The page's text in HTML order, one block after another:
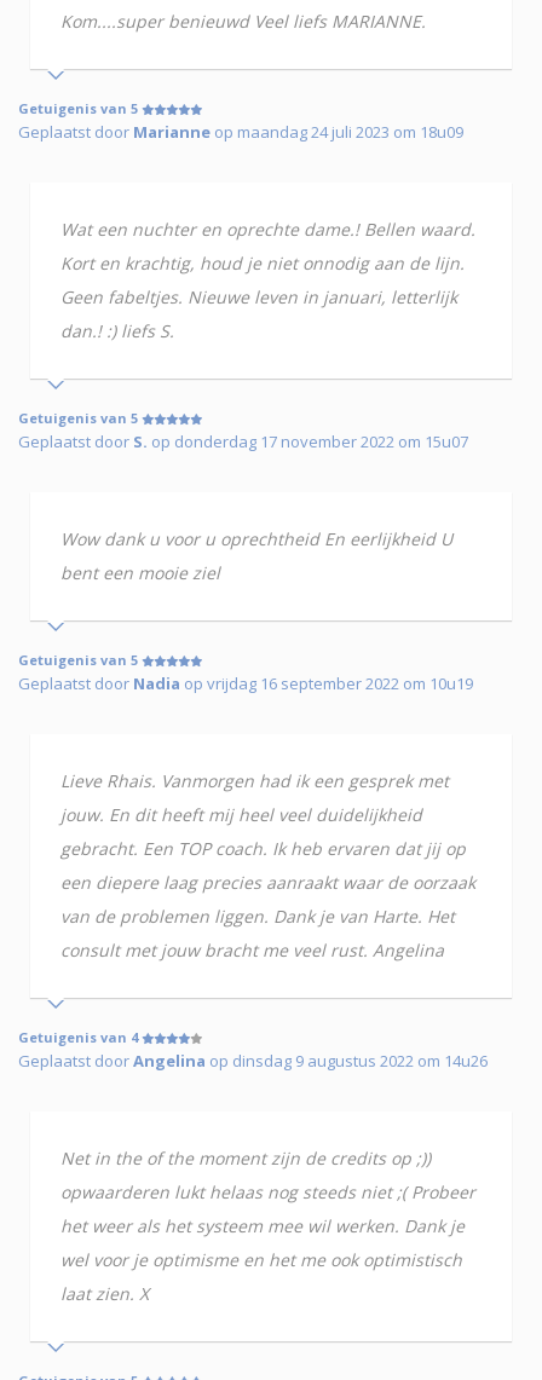
Kom....super benieuwd Veel liefs MARIANNE.
Getuigenis van 5
Geplaatst door Marianne op maandag 24 juli 2023 om 18u09
Wat een nuchter en oprechte dame.! Bellen waard.
Kort en krachtig, houd je niet onnodig aan de lijn.
Geen fabeltjes. Nieuwe leven in januari, letterlijk
dan.! :) liefs S.
Getuigenis van 5
Geplaatst door S. op donderdag 17 november 2022 om 15u07
Wow dank u voor u oprechtheid En eerlijkheid U
bent een mooie ziel
Getuigenis van 5
Geplaatst door Nadia op vrijdag 16 september 2022 om 10u19
Lieve Rhais. Vanmorgen had ik een gesprek met
jouw. En dit heeft mij heel veel duidelijkheid
gebracht. Een TOP coach. Ik heb ervaren dat jij op
een diepere laag precies aanraakt waar de oorzaak
van de problemen liggen. Dank je van Harte. Het
consult met jouw bracht me veel rust. Angelina
Getuigenis van 4
Geplaatst doorAngelina op dinsdag 9 augustus 2022 om 14u26
Net in the of the moment zijn de credits op ;))
opwaarderen lukt helaas nog steeds niet ;( Probeer
het weer als het systeem mee wil werken. Dank je
wel voor je optimisme en het me ook optimistisch
laat zien. X